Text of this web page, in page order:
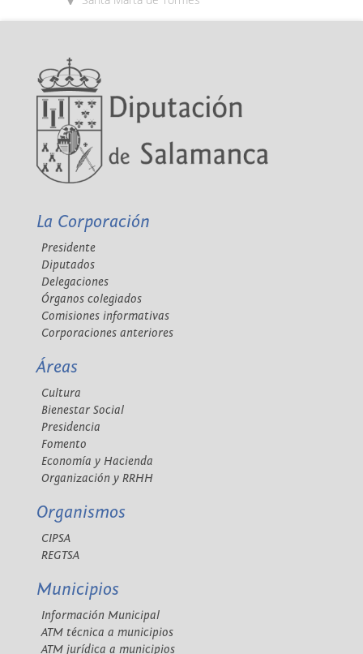
La Corporación
Presidente
Diputados
Delegaciones
Órganos colegiados
Comisiones informativas
Corporaciones anteriores
Áreas
Cultura
Bienestar Social
Presidencia
Fomento
Economía y Hacienda
Organización y RRHH
Organismos
CIPSA
REGTSA
Municipios
Información Municipal
ATM técnica a municipios
ATM jurídica a municipios